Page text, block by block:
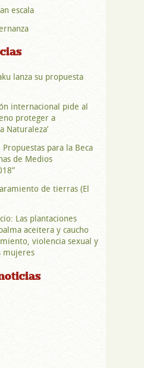
escala
lanza su propuesta
internacional pide al
proteger a
Naturaleza’
para la Beca
de Medios
de tierras (El
Las plantaciones
aceitera y caucho
violencia sexual y
mujeres